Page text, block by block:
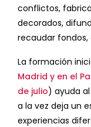
conflictos,
decorados,
recaudar fondos,
La formación
Madrid y en el
de julio) ayuda
a la vez deja un
experiencias